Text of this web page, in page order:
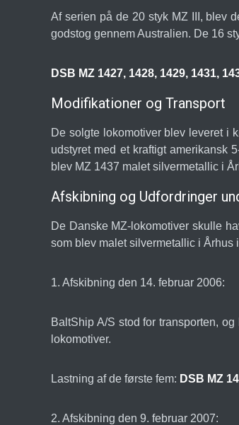
Af serien på de 20 styk MZ III, blev
godstog gennem Australien. De 16
DSB MZ 1427, 1428, 1429, 1431,
Modifikationer og Transport
De solgte lokomotiver blev leveret i
udstyret med et kraftigt amerikansk
blev MZ 1437 malet silvermetallic i
Afskibning og Udfordringer
De Danske MZ-lokomotiver skulle
som blev malet silvermetallic i
1. Afskibning den 14. februar 2006:
BaltShip A/S stod for transporten,
lokomotiver.
Lastning af de første fem: DSB MZ
2. Afskibning den 9. februar 2007: